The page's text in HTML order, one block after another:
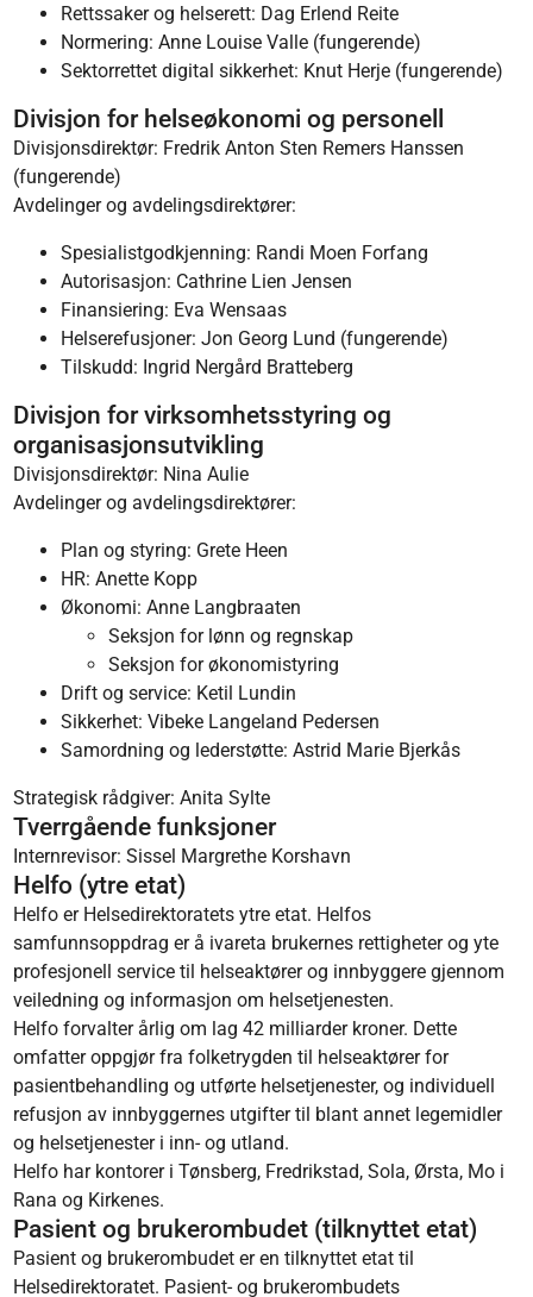
Rettssaker og helserett: Dag Erlend Reite
Normering: Anne Louise Valle (fungerende)
Sektorrettet digital sikkerhet: Knut Herje (fungerende)
Divisjon for helseøkonomi og personell
Divisjonsdirektør: Fredrik Anton Sten Remers Hanssen
(fungerende)
Avdelinger og avdelingsdirektører:
Spesialistgodkjenning: Randi Moen Forfang
Autorisasjon: Cathrine Lien Jensen
Finansiering: Eva Wensaas
Helserefusjoner: Jon Georg Lund (fungerende)
Tilskudd: Ingrid Nergård Bratteberg
Divisjon for virksomhetsstyring og
organisasjonsutvikling
Divisjonsdirektør: Nina Aulie
Avdelinger og avdelingsdirektører:
Plan og styring: Grete Heen
HR: Anette Kopp
Økonomi: Anne Langbraaten
Seksjon for lønn og regnskap
Seksjon for økonomistyring
Drift og service: Ketil Lundin
Sikkerhet: Vibeke Langeland Pedersen
Samordning og lederstøtte: Astrid Marie Bjerkås
Strategisk rådgiver: Anita Sylte
Tverrgående funksjoner
Internrevisor: Sissel Margrethe Korshavn
Helfo (ytre etat)
Helfo er Helsedirektoratets ytre etat. Helfos
samfunnsoppdrag er å ivareta brukernes rettigheter og yte
profesjonell service til helseaktører og innbyggere gjennom
veiledning og informasjon om helsetjenesten.
Helfo forvalter årlig om lag 42 milliarder kroner. Dette
omfatter oppgjør fra folketrygden til helseaktører for
pasientbehandling og utførte helsetjenester, og individuell
refusjon av innbyggernes utgifter til blant annet legemidler
og helsetjenester i inn- og utland.
Helfo har kontorer i Tønsberg, Fredrikstad, Sola, Ørsta, Mo i
Rana og Kirkenes.
Pasient og brukerombudet (tilknyttet etat)
Pasient og brukerombudet er en tilknyttet etat til
Helsedirektoratet. Pasient- og brukerombudets